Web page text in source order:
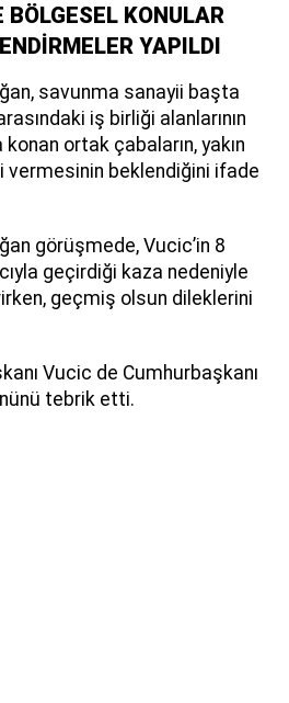
KONULAR
YAPILDI
savunma sanayii başta
iş birliği alanlarının
konan ortak çabaların, yakın
vermesinin beklendiğini ifade
görüşmede, Vucic’in 8
geçirdiği kaza nedeniyle
geçmiş olsun dileklerini
Vucic de Cumhurbaşkanı
tebrik etti.